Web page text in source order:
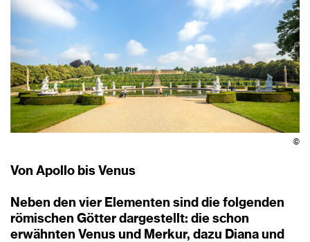
©
Von Apollo bis Venus
Neben den vier Elementen sind die folgenden
römischen Götter dargestellt: die schon
erwähnten Venus und Merkur, dazu Diana und